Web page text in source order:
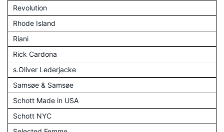
Revolution
Rhode Island
Riani
Rick Cardona
s.Oliver Lederjacke
Samsøe & Samsøe
Schott Made in USA
Schott NYC